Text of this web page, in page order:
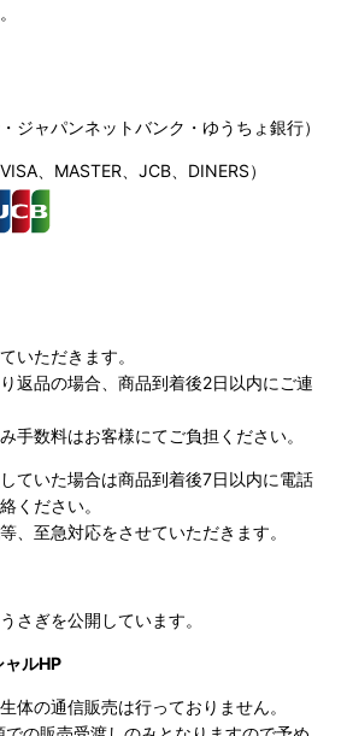
ャパンネットバンク・ゆうちょ銀行）
、MASTER、JCB、DINERS）
いただきます。
返品の場合、商品到着後2日以内にご連
手数料はお客様にてご負担ください。
ていた場合は商品到着後7日以内に電話
ください。
、至急対応をさせていただきます。
さぎを公開しています。
ルHP
体の通信販売は行っておりません。